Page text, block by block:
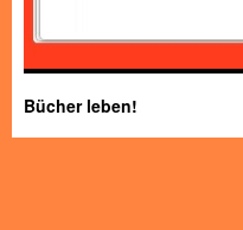
Bücher leben!